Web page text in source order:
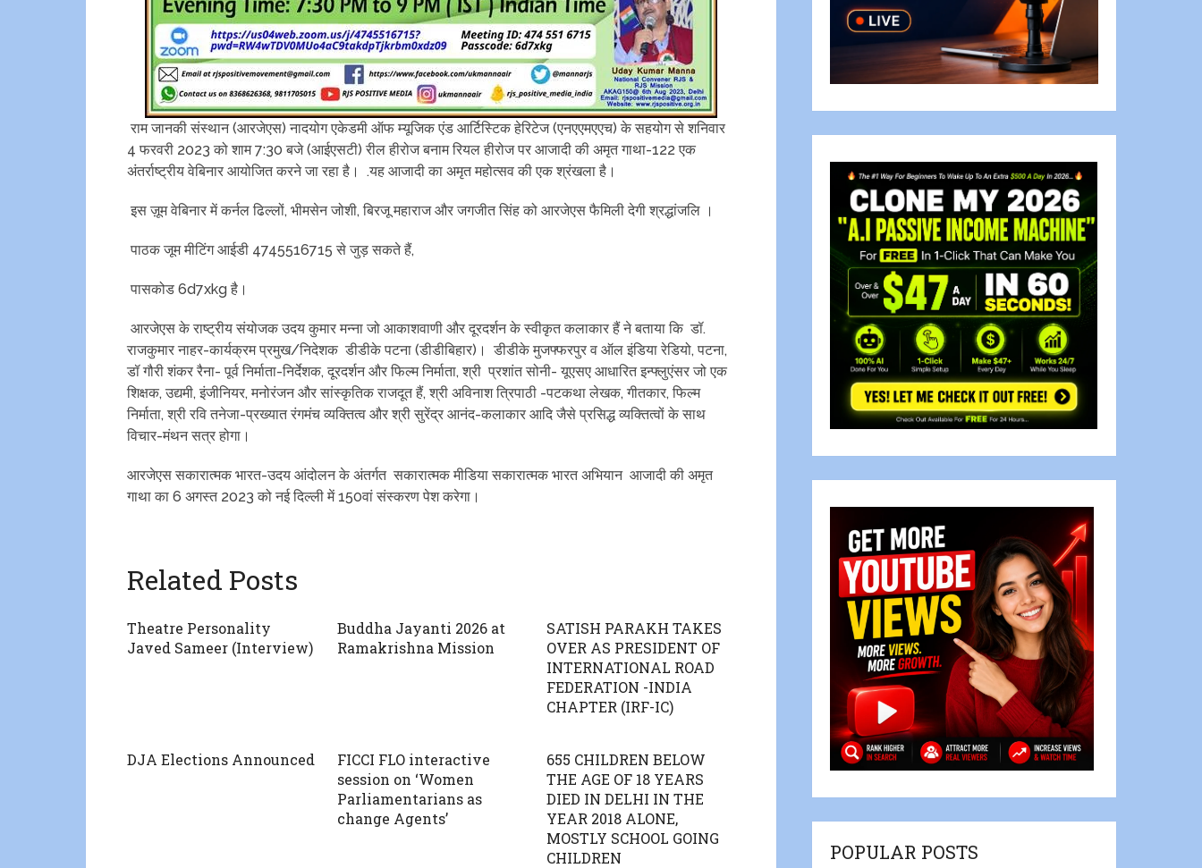
राम जानकी संस्थान (आरजेएस) नादयोग एकेडमी ऑफ म्यूजिक एंड आर्टिस्टिक हेरिटेज (एनएएमएएच) के सहयोग से शनिवार
4 फरवरी 2023 को शाम 7:30 बजे (आईएसटी) रील हीरोज बनाम रियल हीरोज पर आजादी की अमृत गाथा-122 एक
अंतर्राष्ट्रीय वेबिनार आयोजित करने जा रहा है। .यह आजादी का अमृत महोत्सव की एक श्रंखला है।
इस ज़ूम वेबिनार में कर्नल ढिल्लों, भीमसेन जोशी, बिरजू महाराज और जगजीत सिंह को आरजेएस फैमिली देगी श्रद्धांजलि ।
पाठक जूम मीटिंग आईडी 4745516715 से जुड़ सकते हैं,
पासकोड 6d7xkg है।
आरजेएस के राष्ट्रीय संयोजक उदय कुमार मन्ना जो आकाशवाणी और दूरदर्शन के स्वीकृत कलाकार हैं ने बताया कि डॉ.
राजकुमार नाहर-कार्यक्रम प्रमुख/निदेशक डीडीके पटना (डीडीबिहार)। डीडीके मुजफ्फरपुर व ऑल इंडिया रेडियो, पटना,
डॉ गौरी शंकर रैना- पूर्व निर्माता-निर्देशक, दूरदर्शन और फिल्म निर्माता, श्री प्रशांत सोनी- यूएसए आधारित इन्फ्लुएंसर जो एक
शिक्षक, उद्यमी, इंजीनियर, मनोरंजन और सांस्कृतिक राजदूत हैं, श्री अविनाश त्रिपाठी -पटकथा लेखक, गीतकार, फिल्म
निर्माता, श्री रवि तनेजा-प्रख्यात रंगमंच व्यक्तित्व और श्री सुरेंद्र आनंद-कलाकार आदि जैसे प्रसिद्ध व्यक्तित्वों के साथ
विचार-मंथन सत्र होगा।
आरजेएस सकारात्मक भारत-उदय आंदोलन के अंतर्गत सकारात्मक मीडिया सकारात्मक भारत अभियान आजादी की‌ अमृत
गाथा का 6 अगस्त 2023 को नई दिल्ली में 150वां संस्करण पेश करेगा।
Related Posts
Theatre Personality
Javed Sameer (Interview)
Buddha Jayanti 2026 at
Ramakrishna Mission
SATISH PARAKH TAKES
OVER AS PRESIDENT OF
INTERNATIONAL ROAD
FEDERATION -INDIA
CHAPTER (IRF-IC)
DJA Elections Announced
FICCI FLO interactive
session on ‘Women
Parliamentarians as
change Agents’
655 CHILDREN BELOW
THE AGE OF 18 YEARS
DIED IN DELHI IN THE
YEAR 2018 ALONE,
MOSTLY SCHOOL GOING
CHILDREN
POPULAR POSTS